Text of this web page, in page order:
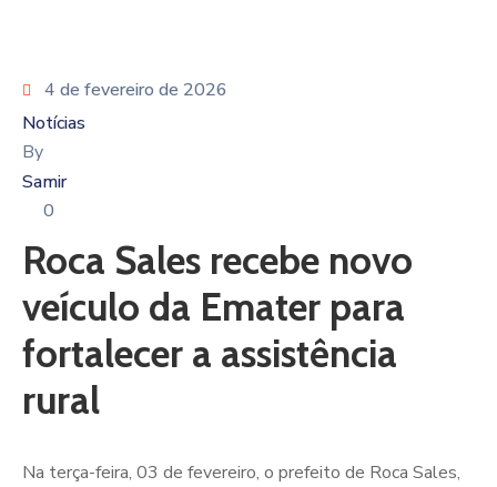
4 de fevereiro de 2026
Notícias
By
Samir
0
Roca Sales recebe novo
veículo da Emater para
fortalecer a assistência
rural
Na terça-feira, 03 de fevereiro, o prefeito de Roca Sales,